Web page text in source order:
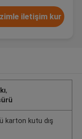
iletişim kur
,
karton kutu dış